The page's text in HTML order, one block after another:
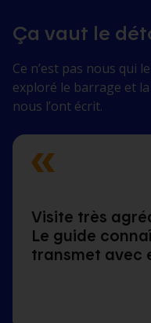
Ça vaut le
Ce n’est pas nous qui
exploré le barrage et
nous l’ont écrit.
Visite très
Le guide
transmet avec